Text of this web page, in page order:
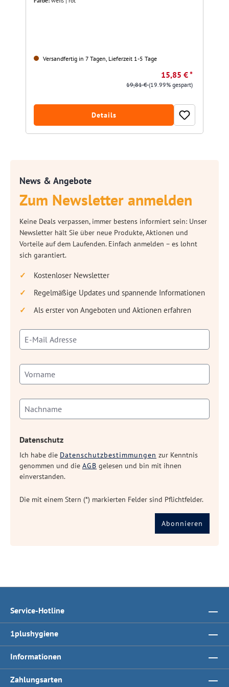
Versandfertig in 7 Tagen, Lieferzeit 1-5 Tage
15,85 € *
19,81 €(19.99% gespart)
Details
News & Angebote
Zum Newsletter anmelden
Keine Deals verpassen, immer bestens informiert sein: Unser
Newsletter hält Sie über neue Produkte, Aktionen und
Vorteile auf dem Laufenden. Einfach anmelden – es lohnt
sich garantiert.
Kostenloser Newsletter
Regelmäßige Updates und spannende Informationen
Als erster von Angeboten und Aktionen erfahren
Datenschutz
Ich habe die Datenschutzbestimmungen zur Kenntnis
genommen und die AGB gelesen und bin mit ihnen
einverstanden.
Die mit einem Stern (*) markierten Felder sind Pflichtfelder.
Abonnieren
Service-Hotline
1plushygiene
Informationen
Zahlungsarten